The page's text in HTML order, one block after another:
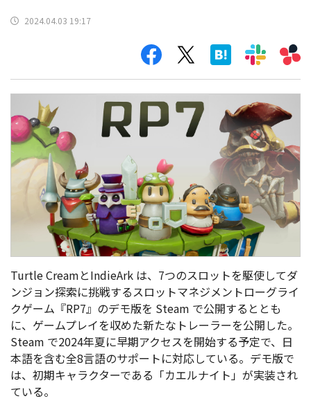
2024.04.03 19:17
Turtle CreamとIndieArk は、7つのスロットを駆使してダ
ンジョン探索に挑戦するスロットマネジメントローグライ
クゲーム『RP7』のデモ版を Steam で公開するととも
に、ゲームプレイを収めた新たなトレーラーを公開した。
Steam で2024年夏に早期アクセスを開始する予定で、日
本語を含む全8言語のサポートに対応している。デモ版で
は、初期キャラクターである「カエルナイト」が実装され
ている。